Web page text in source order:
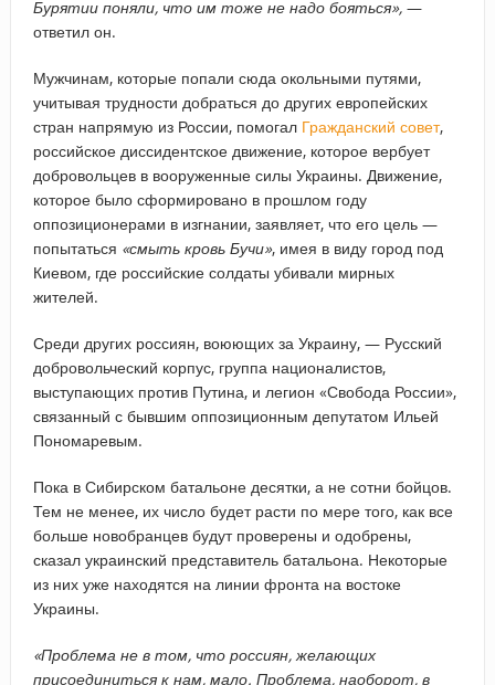
Бурятии поняли, что им тоже не надо бояться»,—
ответил он.
Мужчинам, которые попали сюда окольными путями,
учитывая трудности добраться до других европейских
стран напрямую из России, помогал Гражданский совет,
российское диссидентское движение, которое вербует
добровольцев в вооруженные силы Украины. Движение,
которое было сформировано в прошлом году
оппозиционерами в изгнании, заявляет, что его цель —
попытаться «смыть кровь Бучи», имея в виду город под
Киевом, где российские солдаты убивали мирных
жителей.
Среди других россиян, воюющих за Украину, — Русский
добровольческий корпус, группа националистов,
выступающих против Путина, и легион «Свобода России»,
связанный с бывшим оппозиционным депутатом Ильей
Пономаревым.
Пока в Сибирском батальоне десятки, а не сотни бойцов.
Тем не менее, их число будет расти по мере того, как все
больше новобранцев будут проверены и одобрены,
сказал украинский представитель батальона. Некоторые
из них уже находятся на линии фронта на востоке
Украины.
«Проблема не в том, что россиян, желающих
присоединиться к нам, мало. Проблема, наоборот, в